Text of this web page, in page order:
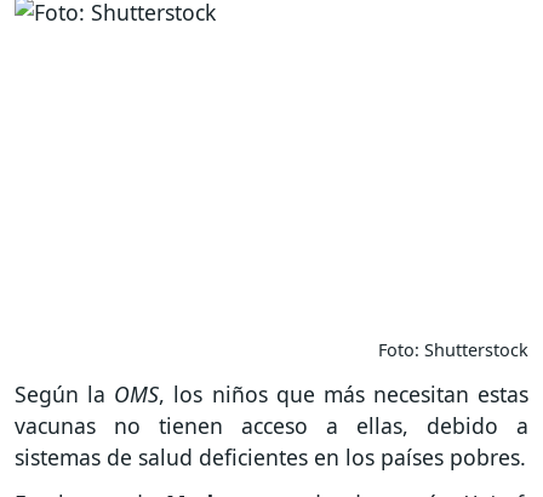
Foto: Shutterstock
Según la OMS, los niños que más necesitan estas
vacunas no tienen acceso a ellas, debido a
sistemas de salud deficientes en los países pobres.